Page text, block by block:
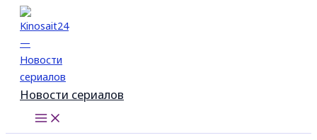
Перейти
содержимому
Новости сериалов